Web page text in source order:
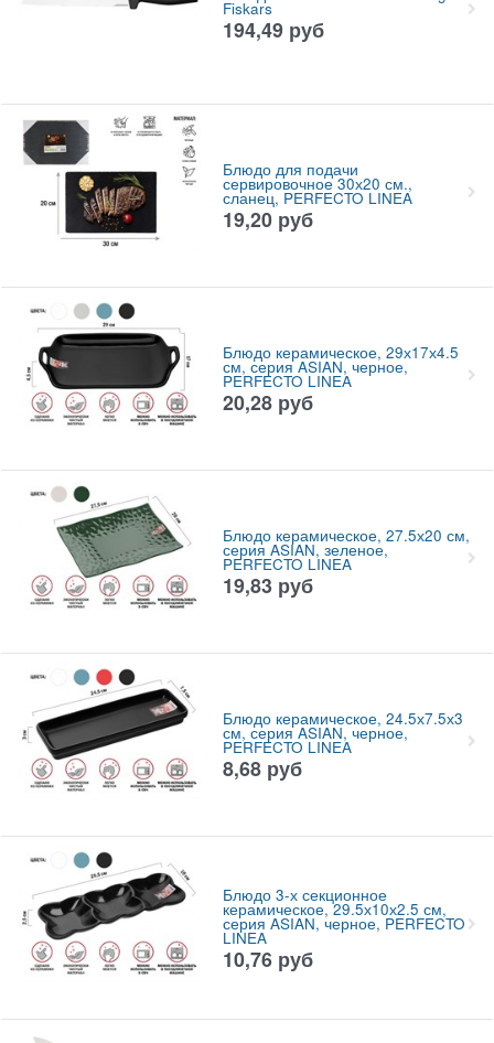
Fiskars
194,49 руб
Блюдо для подачи
сервировочное 30х20 см.,
сланец, PERFECTO LINEA
19,20 руб
Блюдо керамическое, 29х17х4.5
см, серия ASIAN, черное,
PERFECTO LINEA
20,28 руб
Блюдо керамическое, 27.5х20 см,
серия ASIAN, зеленое,
PERFECTO LINEA
19,83 руб
Блюдо керамическое, 24.5х7.5х3
см, серия ASIAN, черное,
PERFECTO LINEA
8,68 руб
Блюдо 3-х секционное
керамическое, 29.5х10х2.5 см,
серия ASIAN, черное, PERFECTO
LINEA
10,76 руб